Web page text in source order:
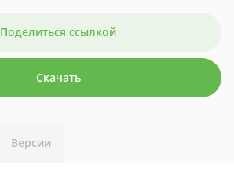
Поделиться ссылкой
Скачать
Версии